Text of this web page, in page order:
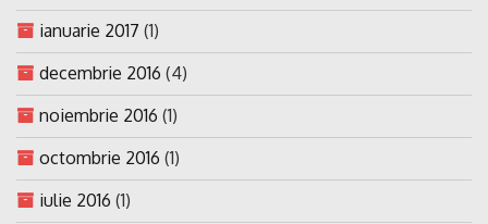
ianuarie 2017 (1)
decembrie 2016 (4)
noiembrie 2016 (1)
octombrie 2016 (1)
iulie 2016 (1)